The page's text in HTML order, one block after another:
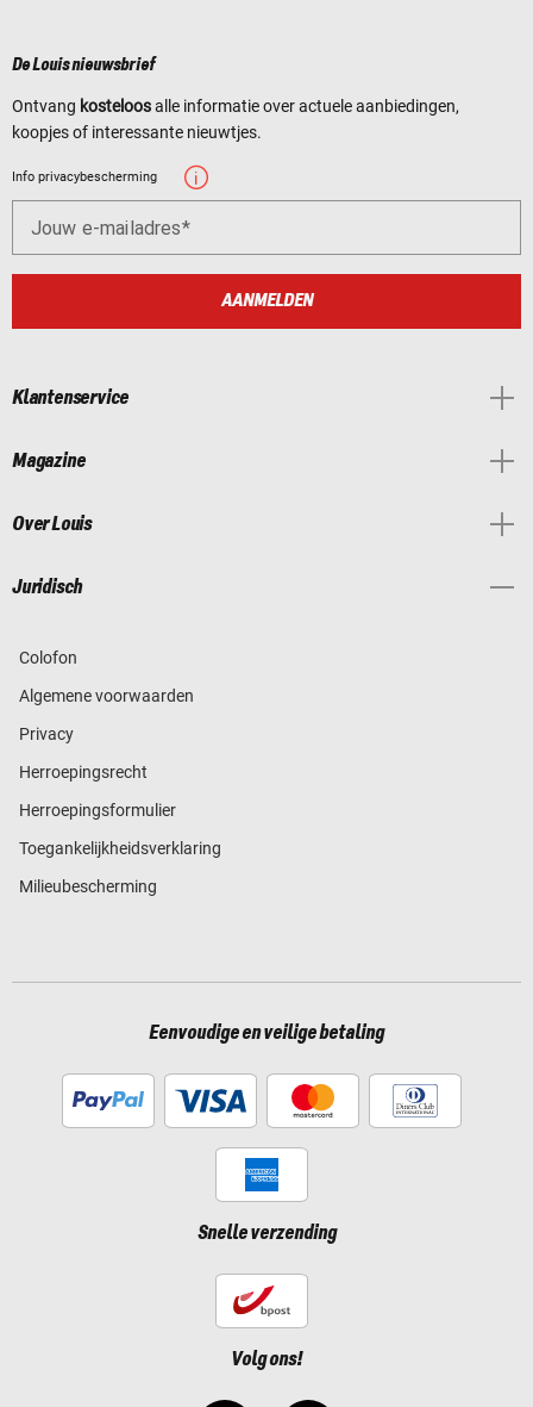
De Louis nieuwsbrief
Ontvang kosteloosalle informatie over actuele aanbiedingen,
koopjes of interessante nieuwtjes.
Info privacybescherming
Jouw e-mailadres
AANMELDEN
Klantenservice
Magazine
Over Louis
Juridisch
Colofon
Algemene voorwaarden
Privacy
Herroepingsrecht
Herroepingsformulier
Toegankelijkheidsverklaring
Milieubescherming
Eenvoudige en veilige betaling
Snelle verzending
Volg ons!